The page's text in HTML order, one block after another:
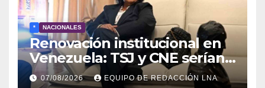
* NACIONALES
Renovación institucional en
Venezuela: TSJ y CNE serían
designados a finales de 2026
07/08/2026 EQUIPO DE REDACCIÓN LNA